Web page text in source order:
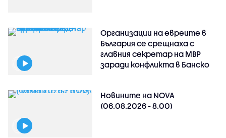
Организации на евреите в
България се срещнаха с
главния секретар на МВР
заради конфликта в Банско
Новините на NOVA
(06.08.2026 - 8.00)